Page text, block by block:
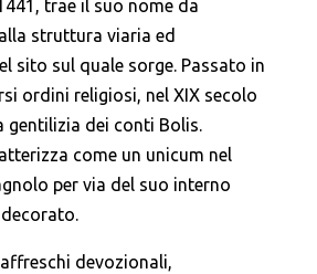
trae il suo nome da
struttura viaria ed
sito sul quale sorge. Passato in
ordini religiosi, nel XIX secolo
gentilizia dei conti Bolis.
come un unicum nel
per via del suo interno
devozionali,